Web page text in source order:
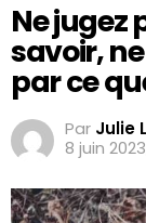
Ne jugez
savoir,
par ce
Par Julie
8 juin